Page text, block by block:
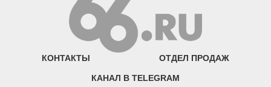
КОНТАКТЫ ОТДЕЛ ПРОДАЖ
КАНАЛ В TELEGRAM